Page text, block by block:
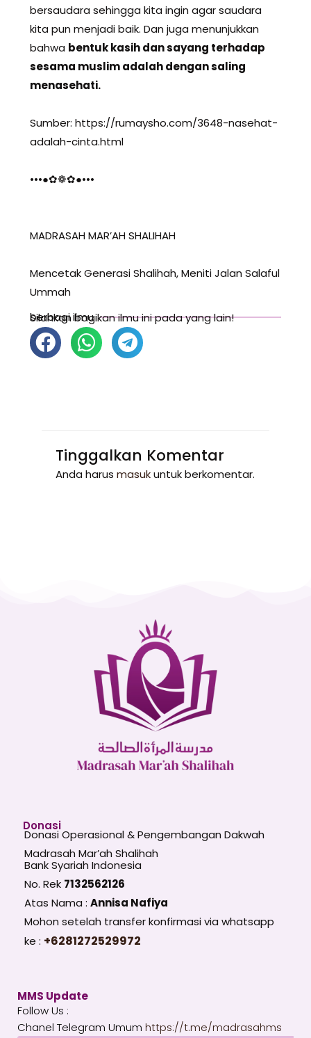
bersaudara sehingga kita ingin agar saudara
kita pun menjadi baik. Dan juga menunjukkan
bahwa bentuk kasih dan sayang terhadap
sesama muslim adalah dengan saling
menasehati.
Sumber: https://rumaysho.com/3648-nasehat-
adalah-cinta.html
•••●✿❁✿●•••
MADRASAH MAR’AH SHALIHAH
Mencetak Generasi Shalihah, Meniti Jalan Salaful
Ummah
berbagi ilmu
Silahkan bagikan ilmu ini pada yang lain!
Tinggalkan Komentar
Anda harus masukuntuk berkomentar.
Donasi
Donasi Operasional & Pengembangan Dakwah
Madrasah Mar’ah Shalihah
Bank Syariah Indonesia
No. Rek 7132562126
Atas Nama : Annisa Nafiya
Mohon setelah transfer konfirmasi via whatsapp
ke : +6281272529972
MMS Update
Follow Us :
Chanel Telegram Umum https://t.me/madrasahms